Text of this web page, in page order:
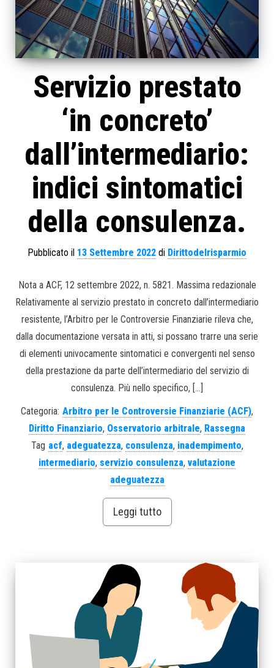
Servizio prestato
‘in concreto’
dall’intermediario:
indici sintomatici
della consulenza.
Pubblicato il 13 Settembre 2022 di Dirittodelrisparmio
Nota a ACF, 12 settembre 2022, n. 5821. Massima redazionale
Relativamente al servizio prestato in concreto dall’intermediario
resistente, l’Arbitro per le Controversie Finanziarie rileva che,
dalla documentazione versata in atti, si possano trarre una serie
di elementi univocamente sintomatici e convergenti nel senso
della prestazione da parte dell’intermediario del servizio di
consulenza. Più nello specifico, […]
Categoria: Arbitro per le Controversie Finanziarie (ACF),
Diritto Finanziario, Osservatorio arbitrale, Rassegna
Tag acf, adeguatezza, consulenza, inadempimento,
intermediario, servizio consulenza, valutazione
adeguatezza
Leggi tutto